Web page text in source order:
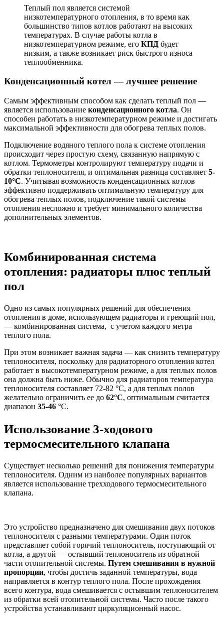
Теплый пол является системой
низкотемпературного отопления, в то время как
большинство типов котлов работают на высоких
температурах. В случае работы котла в
низкотемпературном режиме, его КПД будет
низким, а также возникает риск быстрого износа
теплообменника.
Конденсационный котел — лучшее решение
Самым эффективным способом как сделать теплый пол —
является использование конденсационного котла. Он
способен работать в низкотемпературном режиме и достигать
максимальной эффективности для обогрева теплых полов.
Подключение водяного теплого пола к системе отопления
происходит через простую схему, связанную напрямую с
котлом. Термометры контролируют температуру подачи и
обратки теплоносителя, и оптимальная разница составляет 5-
10°C. Учитывая возможность конденсационных котлов
эффективно поддерживать оптимальную температуру для
обогрева теплых полов, подключение такой системы
отопления несложно и требует минимального количества
дополнительных элементов.
Комбинированная система
отопления: радиаторы плюс теплый
пол
Одно из самых популярных решений для обеспечения
отопления в доме, использующем радиаторы и греющий пол,
— комбинированная система, с учетом каждого метра
теплого пола.
При этом возникает важная задача — как снизить температуру
теплоносителя, поскольку для радиаторного отопления котел
работает в высокотемпературном режиме, а для теплых полов
она должна быть ниже. Обычно для радиаторов температура
теплоносителя составляет 72-82 °C, а для теплых полов
желательно ограничить ее до 62°C, оптимальным считается
диапазон 35-46 °C.
Использование 3-ходового
термосмесительного клапана
Существует несколько решений для понижения температуры
теплоносителя. Одним из наиболее популярных вариантов
является использование трехходового термосмесительного
клапана.
Это устройство предназначено для смешивания двух потоков
теплоносителя с разными температурами. Один поток
представляет собой горячий теплоноситель, поступающий от
котла, а другой — остывший теплоноситель из обратной
части отопительной системы. Путем смешивания в нужной
пропорции, чтобы достичь заданной температуры, вода
направляется в контур теплого пола. После прохождения
всего контура, вода смешивается с остывшим теплоносителем
из обратки всей отопительной системы. Часто после такого
устройства устанавливают циркуляционный насос.